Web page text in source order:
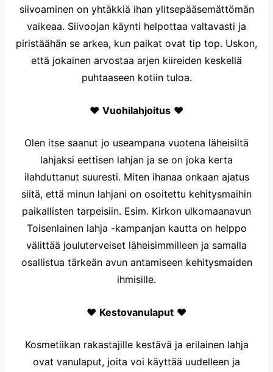
siivoaminen on yhtäkkiä ihan ylitsepääsemättömän
vaikeaa. Siivoojan käynti helpottaa valtavasti ja
piristäähän se arkea, kun paikat ovat tip top. Uskon,
että jokainen arvostaa arjen kiireiden keskellä
puhtaaseen kotiin tuloa.
♥ Vuohilahjoitus ♥
Olen itse saanut jo useampana vuotena läheisiltä
lahjaksi eettisen lahjan ja se on joka kerta
ilahduttanut suuresti. Miten ihanaa onkaan ajatus
siitä, että minun lahjani on osoitettu kehitysmaihin
paikallisten tarpeisiin. Esim. Kirkon ulkomaanavun
Toisenlainen lahja -kampanjan kautta on helppo
välittää jouluterveiset läheisimmilleen ja samalla
osallistua tärkeän avun antamiseen kehitysmaiden
ihmisille.
♥ Kestovanulaput ♥
Kosmetiikan rakastajille kestävä ja erilainen lahja
ovat vanulaput, joita voi käyttää uudelleen ja